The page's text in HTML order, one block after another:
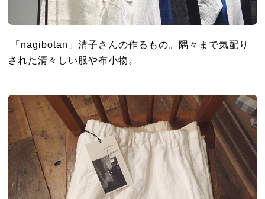
「nagibotan」清子さんの作るもの。隅々まで気配り
された清々しい服や布小物。